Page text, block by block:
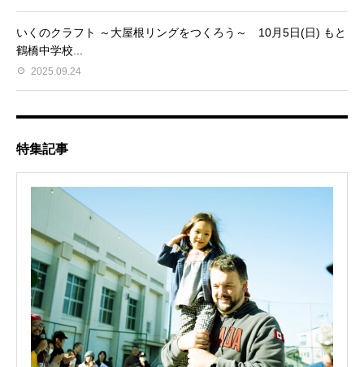
いくのクラフト ～大屋根リングをつくろう～ 10月5日(日) もと
鶴橋中学校...
2025.09.24
特集記事